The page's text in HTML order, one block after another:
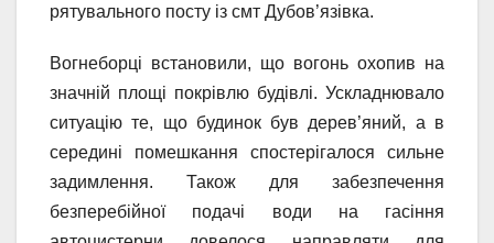
рятувального посту із смт Дубов’язівка.
Вогнеборці встановили, що вогонь охопив на
значній площі покрівлю будівлі. Ускладнювало
ситуацію те, що будинок був дерев’яний, а в
середині помешкання спостерігалося сильне
задимлення. Також для забезпечення
безперебійної подачі води на гасіння